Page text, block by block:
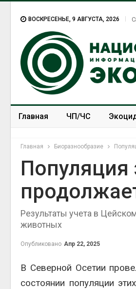
ВОСКРЕСЕНЬЕ, 9 АВГУСТА, 2026
Главная ЧП/ЧС
Главная Биоразнообразие
Популяция
Результаты учета в
животных
Опубликовано Апр 22, 2025
В Северной Осетии
состоянии популяции
из-за
пены
России по
года